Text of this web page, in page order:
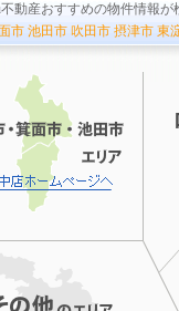
不動産おすすめの物件情報
市 池田市 吹田市 摂津市 東